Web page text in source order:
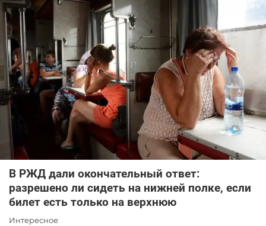
В РЖД дали окончательный ответ:
разрешено ли сидеть на нижней полке, если
билет есть только на верхнюю
Интересное